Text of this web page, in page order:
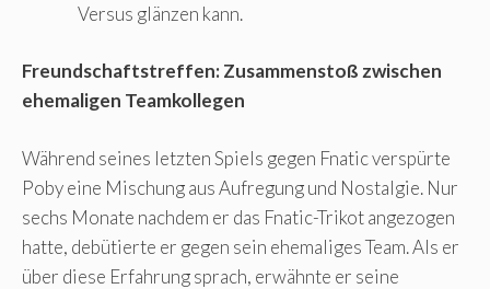
Versus glänzen kann.
Freundschaftstreffen: Zusammenstoß zwischen
ehemaligen Teamkollegen
Während seines letzten Spiels gegen Fnatic verspürte
Poby eine Mischung aus Aufregung und Nostalgie. Nur
sechs Monate nachdem er das Fnatic-Trikot angezogen
hatte, debütierte er gegen sein ehemaliges Team. Als er
über diese Erfahrung sprach, erwähnte er seine